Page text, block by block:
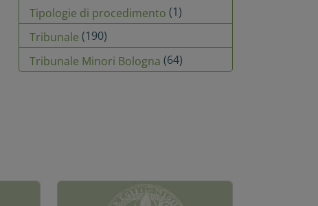
Tipologie di procedimento (1)
Tribunale (190)
Tribunale Minori Bologna (64)